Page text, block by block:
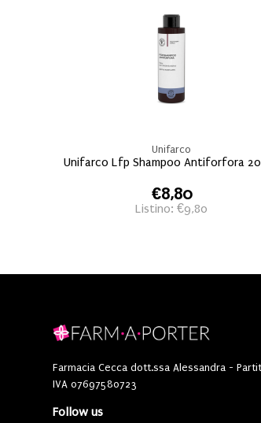
Unifarco
Unifarco Lfp Shampoo Antiforfora
€8,80
Listino: €9,80
Farmacia Cecca dott.ssa Alessandra -
IVA 07697580723
Follow us